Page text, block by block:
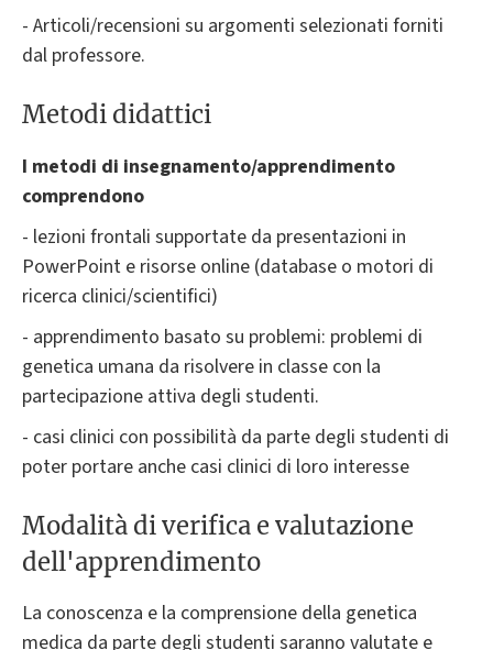
- Articoli/recensioni su argomenti selezionati forniti
dal professore.
Metodi didattici
I metodi di insegnamento/apprendimento
comprendono
- lezioni frontali supportate da presentazioni in
PowerPoint e risorse online (database o motori di
ricerca clinici/scientifici)
- apprendimento basato su problemi: problemi di
genetica umana da risolvere in classe con la
partecipazione attiva degli studenti.
- casi clinici con possibilità da parte degli studenti di
poter portare anche casi clinici di loro interesse
Modalità di verifica e valutazione
dell'apprendimento
La conoscenza e la comprensione della genetica
medica da parte degli studenti saranno valutate e